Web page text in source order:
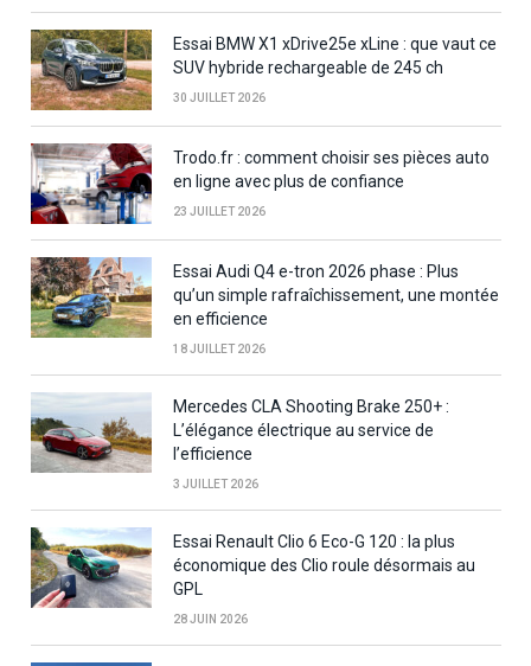
Essai BMW X1 xDrive25e xLine : que vaut ce
SUV hybride rechargeable de 245 ch
30 JUILLET 2026
Trodo.fr : comment choisir ses pièces auto
en ligne avec plus de confiance
23 JUILLET 2026
Essai Audi Q4 e-tron 2026 phase : Plus
qu’un simple rafraîchissement, une montée
en efficience
18 JUILLET 2026
Mercedes CLA Shooting Brake 250+ :
L’élégance électrique au service de
l’efficience
3 JUILLET 2026
Essai Renault Clio 6 Eco-G 120 : la plus
économique des Clio roule désormais au
GPL
28 JUIN 2026